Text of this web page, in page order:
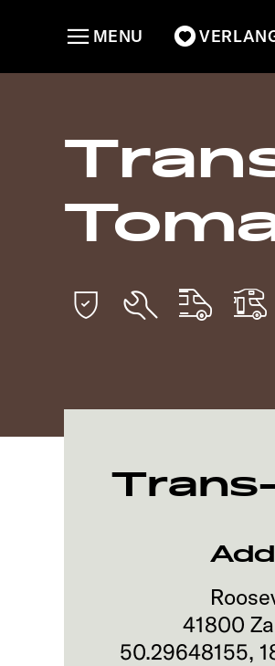
MENU
41800
50.29648155,